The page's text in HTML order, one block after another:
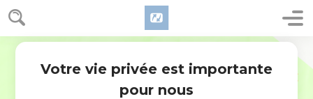
Votre vie privée est importante
pour nous